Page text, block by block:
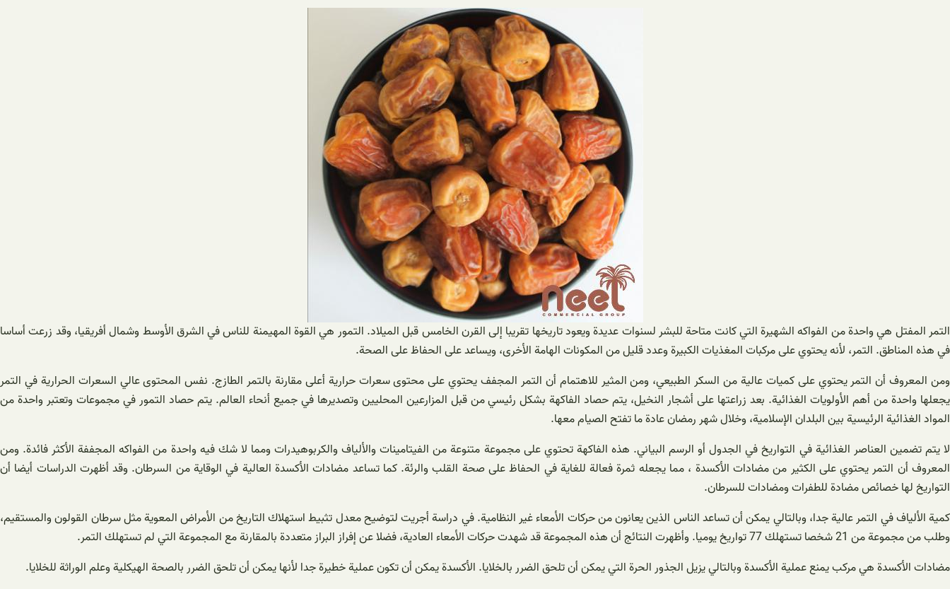
التمر المفتل هي واحدة من الفواكه الشهيرة التي كانت متاحة للبشر لسنوات عديدة ويعود تاريخها تقريبا إلى القرن الخامس قبل الميلاد. التمور هي القوة المهيمنة للناس في الشرق الأوسط وشمال أفريقيا، وقد زرعت أساسا
في هذه المناطق. التمر، لأنه يحتوي على مركبات المغذيات الكبيرة وعدد قليل من المكونات الهامة الأخرى، ويساعد على الحفاظ على الصحة.
ومن المعروف أن التمر يحتوي على كميات عالية من السكر الطبيعي، ومن المثير للاهتمام أن التمر المجفف يحتوي على محتوى سعرات حرارية أعلى مقارنة بالتمر الطازج. نفس المحتوى عالي السعرات الحرارية في التمر
يجعلها واحدة من أهم الأولويات الغذائية. بعد زراعتها على أشجار النخيل، يتم حصاد الفاكهة بشكل رئيسي من قبل المزارعين المحليين وتصديرها في جميع أنحاء العالم. يتم حصاد التمور في مجموعات وتعتبر واحدة من
المواد الغذائية الرئيسية بين البلدان الإسلامية، وخلال شهر رمضان عادة ما تفتح الصيام معها.
لا يتم تضمين العناصر الغذائية في التواريخ في الجدول أو الرسم البياني. هذه الفاكهة تحتوي على مجموعة متنوعة من الفيتامينات والألياف والكربوهيدرات ومما لا شك فيه واحدة من الفواكه المجففة الأكثر فائدة. ومن
المعروف أن التمر يحتوي على الكثير من مضادات الأكسدة ، مما يجعله ثمرة فعالة للغاية في الحفاظ على صحة القلب والرئة. كما تساعد مضادات الأكسدة العالية في الوقاية من السرطان. وقد أظهرت الدراسات أيضا أن
التواريخ لها خصائص مضادة للطفرات ومضادات للسرطان.
كمية الألياف في التمر عالية جدا، وبالتالي يمكن أن تساعد الناس الذين يعانون من حركات الأمعاء غير النظامية. في دراسة أجريت لتوضيح معدل تثبيط استهلاك التاريخ من الأمراض المعوية مثل سرطان القولون والمستقيم،
وطلب من مجموعة من 21 شخصا تستهلك 77 تواريخ يوميا. وأظهرت النتائج أن هذه المجموعة قد شهدت حركات الأمعاء العادية، فضلا عن إفراز البراز متعددة بالمقارنة مع المجموعة التي لم تستهلك التمر.
مضادات الأكسدة هي مركب يمنع عملية الأكسدة وبالتالي يزيل الجذور الحرة التي يمكن أن تلحق الضرر بالخلايا. الأكسدة يمكن أن تكون عملية خطيرة جدا لأنها يمكن أن تلحق الضرر بالصحة الهيكلية وعلم الوراثة للخلايا.